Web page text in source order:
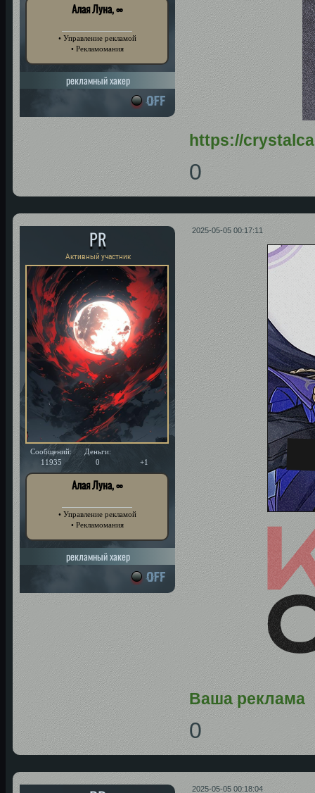
Алая Луна, ∞
• Управление рекламой
• Рекламомания
рекламный хакер
https://
0
2025-05-05 00:17:11
PR
Активный участник
Сообщений:
11935
Деньги:
0
+1
Алая Луна, ∞
• Управление рекламой
• Рекламомания
рекламный хакер
Ваша реклама
0
2025-05-05 00:18:04